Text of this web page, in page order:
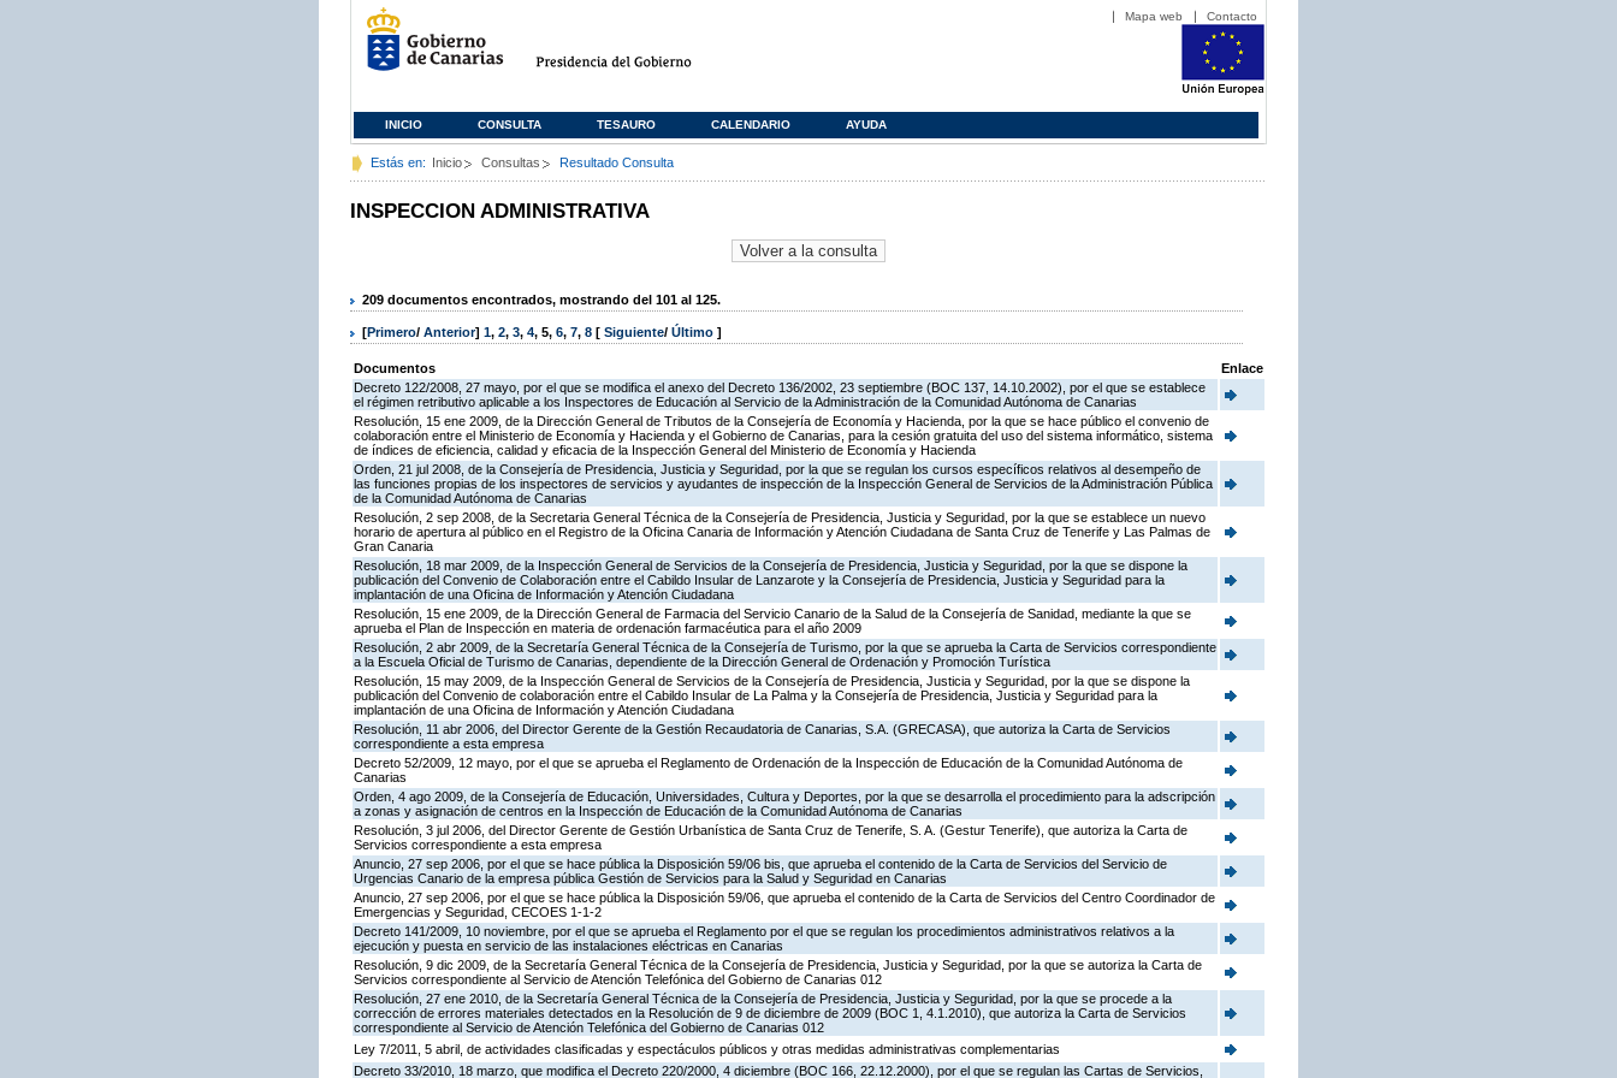
Mapa web Contacto
INICIO CONSULTA TESAURO CALENDARIO AYUDA
Estás en: Inicio Consultas Resultado Consulta
INSPECCION ADMINISTRATIVA
209 documentos encontrados, mostrando del 101 al 125.
[Primero/ Anterior] 1, 2, 3, 4, 5, 6, 7, 8 [ Siguiente/ Último ]
Documentos
Enlace
Decreto 122/2008, 27 mayo, por el que se modifica el anexo del Decreto 136/2002, 23 septiembre (BOC 137, 14.10.2002), por el que se establece
el régimen retributivo aplicable a los Inspectores de Educación al Servicio de la Administración de la Comunidad Autónoma de Canarias
Resolución, 15 ene 2009, de la Dirección General de Tributos de la Consejería de Economía y Hacienda, por la que se hace público el convenio de
colaboración entre el Ministerio de Economía y Hacienda y el Gobierno de Canarias, para la cesión gratuita del uso del sistema informático, sistema
de índices de eficiencia, calidad y eficacia de la Inspección General del Ministerio de Economía y Hacienda
Orden, 21 jul 2008, de la Consejería de Presidencia, Justicia y Seguridad, por la que se regulan los cursos específicos relativos al desempeño de
las funciones propias de los inspectores de servicios y ayudantes de inspección de la Inspección General de Servicios de la Administración Pública
de la Comunidad Autónoma de Canarias
Resolución, 2 sep 2008, de la Secretaria General Técnica de la Consejería de Presidencia, Justicia y Seguridad, por la que se establece un nuevo
horario de apertura al público en el Registro de la Oficina Canaria de Información y Atención Ciudadana de Santa Cruz de Tenerife y Las Palmas de
Gran Canaria
Resolución, 18 mar 2009, de la Inspección General de Servicios de la Consejería de Presidencia, Justicia y Seguridad, por la que se dispone la
publicación del Convenio de Colaboración entre el Cabildo Insular de Lanzarote y la Consejería de Presidencia, Justicia y Seguridad para la
implantación de una Oficina de Información y Atención Ciudadana
Resolución, 15 ene 2009, de la Dirección General de Farmacia del Servicio Canario de la Salud de la Consejería de Sanidad, mediante la que se
aprueba el Plan de Inspección en materia de ordenación farmacéutica para el año 2009
Resolución, 2 abr 2009, de la Secretaría General Técnica de la Consejería de Turismo, por la que se aprueba la Carta de Servicios correspondiente
a la Escuela Oficial de Turismo de Canarias, dependiente de la Dirección General de Ordenación y Promoción Turística
Resolución, 15 may 2009, de la Inspección General de Servicios de la Consejería de Presidencia, Justicia y Seguridad, por la que se dispone la
publicación del Convenio de colaboración entre el Cabildo Insular de La Palma y la Consejería de Presidencia, Justicia y Seguridad para la
implantación de una Oficina de Información y Atención Ciudadana
Resolución, 11 abr 2006, del Director Gerente de la Gestión Recaudatoria de Canarias, S.A. (GRECASA), que autoriza la Carta de Servicios
correspondiente a esta empresa
Decreto 52/2009, 12 mayo, por el que se aprueba el Reglamento de Ordenación de la Inspección de Educación de la Comunidad Autónoma de
Canarias
Orden, 4 ago 2009, de la Consejería de Educación, Universidades, Cultura y Deportes, por la que se desarrolla el procedimiento para la adscripción
a zonas y asignación de centros en la Inspección de Educación de la Comunidad Autónoma de Canarias
Resolución, 3 jul 2006, del Director Gerente de Gestión Urbanística de Santa Cruz de Tenerife, S. A. (Gestur Tenerife), que autoriza la Carta de
Servicios correspondiente a esta empresa
Anuncio, 27 sep 2006, por el que se hace pública la Disposición 59/06 bis, que aprueba el contenido de la Carta de Servicios del Servicio de
Urgencias Canario de la empresa pública Gestión de Servicios para la Salud y Seguridad en Canarias
Anuncio, 27 sep 2006, por el que se hace pública la Disposición 59/06, que aprueba el contenido de la Carta de Servicios del Centro Coordinador de
Emergencias y Seguridad, CECOES 1-1-2
Decreto 141/2009, 10 noviembre, por el que se aprueba el Reglamento por el que se regulan los procedimientos administrativos relativos a la
ejecución y puesta en servicio de las instalaciones eléctricas en Canarias
Resolución, 9 dic 2009, de la Secretaría General Técnica de la Consejería de Presidencia, Justicia y Seguridad, por la que se autoriza la Carta de
Servicios correspondiente al Servicio de Atención Telefónica del Gobierno de Canarias 012
Resolución, 27 ene 2010, de la Secretaría General Técnica de la Consejería de Presidencia, Justicia y Seguridad, por la que se procede a la
corrección de errores materiales detectados en la Resolución de 9 de diciembre de 2009 (BOC 1, 4.1.2010), que autoriza la Carta de Servicios
correspondiente al Servicio de Atención Telefónica del Gobierno de Canarias 012
Ley 7/2011, 5 abril, de actividades clasificadas y espectáculos públicos y otras medidas administrativas complementarias
Decreto 33/2010, 18 marzo, que modifica el Decreto 220/2000, 4 diciembre (BOC 166, 22.12.2000), por el que se regulan las Cartas de Servicios,